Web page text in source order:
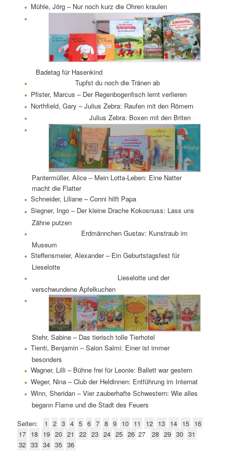
Mühle, Jörg – Nur noch kurz die Ohren kraulen
Badetag für Hasenkind
Tupfst du noch die Tränen ab
Pfister, Marcus – Der Regenbogenfisch lernt verlieren
Northfield, Gary – Julius Zebra: Raufen mit den Römern
Julius Zebra: Boxen mit den Briten
Pantermüller, Alice – Mein Lotta-Leben: Eine Natter
macht die Flatter
Schneider, Liliane – Conni hilft Papa
Siegner, Ingo – Der kleine Drache Kokosnuss: Lass uns
Zähne putzen
Erdmännchen Gustav: Kunstraub im
Museum
Steffensmeier, Alexander – Ein Geburtstagsfest für
Lieselotte
Lieselotte und der
verschwundene Apfelkuchen
Stehr, Sabine – Das tierisch tolle Tierhotel
Tienti, Benjamin – Salon Salmi: Einer ist immer
besonders
Wagner, Lilli – Bühne frei für Leonie: Ballett war gestern
Weger, Nina – Club der Heldinnen: Entführung im Internat
Winn, Sheridan – Vier zauberhafte Schwestern: Wie alles
begann Flame und die Stadt des Feuers
Seiten:
1 2 3 4 5 6 7 8 9 10 11 12 13 14 15 16
17 18 19 20 21 22 23 24 25 26 27 28 29 30 31
32 33 34 35 36